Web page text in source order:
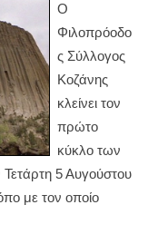
Ο
Φιλοπρόοδο
ς Σύλλογος
Κοζάνης
κλείνει τον
πρώτο
κύκλο των
5 Αυγούστου
με τον οποίο